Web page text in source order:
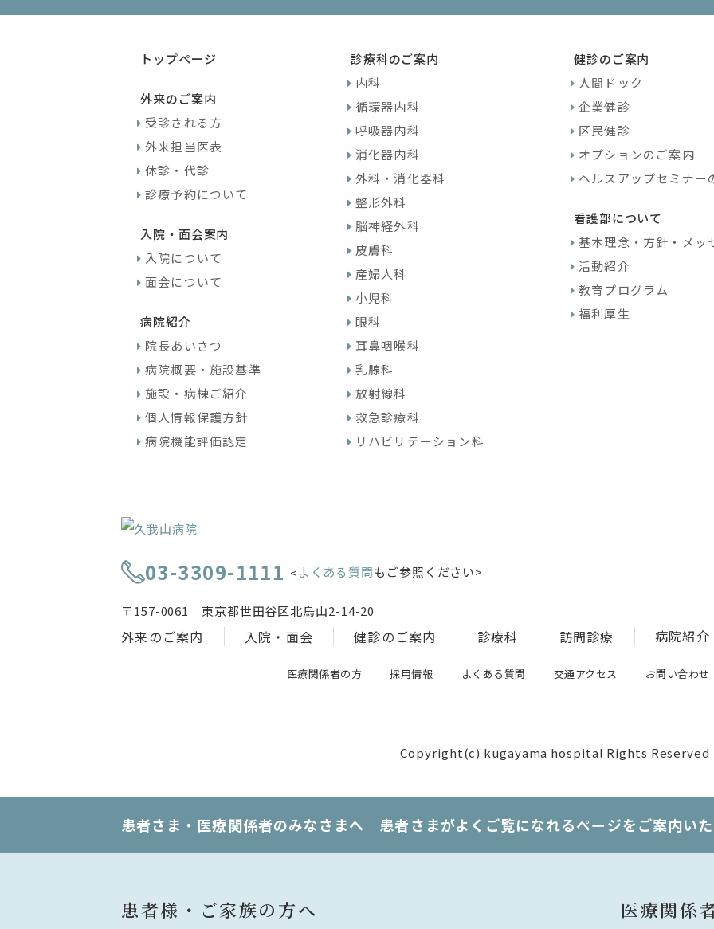
トップページ
外来のご案内
受診される方
外来担当医表
休診・代診
診療予約について
入院・面会案内
入院について
面会について
病院紹介
院長あいさつ
病院概要・施設基準
施設・病棟ご紹介
個人情報保護方針
病院機能評価認定
診療科のご案内
内科
循環器内科
呼吸器内科
消化器内科
外科・消化器科
整形外科
脳神経外科
皮膚科
産婦人科
小児科
眼科
耳鼻咽喉科
乳腺科
放射線科
救急診療科
リハビリテーション科
健診のご案内
人間ドック
企業健診
区民健診
オプションのご案内
ヘルスアップセミナー
看護部について
基本理念・方針・メッ
活動紹介
教育プログラム
福利厚生
03-3309-1111 <よくある質問もご参照ください>
〒157-0061 東京都世田谷区北烏山2-14-20
外来のご案内 入院・面会 健診のご案内 診療科 訪問診療 病院紹介
医療関係者の方 採用情報 よくある質問 交通アクセス お問い合わせ
Copyright(c) kugayama hospital Rights Reserved
患者さま・医療関係者のみなさまへ 患者さまがよくご覧になれるページをご案内い
患者様・ご家族の方へ 医療関係